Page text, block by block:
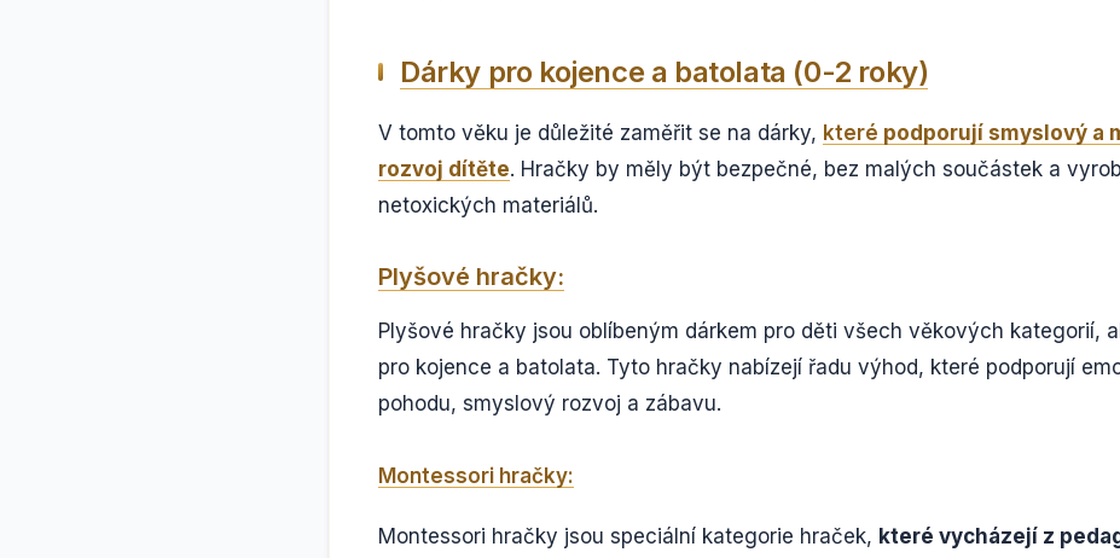
Dárky pro kojence a batolata (0-2 roky)
V tomto věku je důležité zaměřit se na dárky, které podporují smyslový a
rozvoj dítěte. Hračky by měly být bezpečné, bez malých součástek a
netoxických materiálů.
Plyšové hračky:
Plyšové hračky jsou oblíbeným dárkem pro děti všech věkových kategorií,
pro kojence a batolata. Tyto hračky nabízejí řadu výhod, které podporují
pohodu, smyslový rozvoj a zábavu.
Montessori hračky:
Montessori hračky jsou speciální kategorie hraček, které vycházejí z